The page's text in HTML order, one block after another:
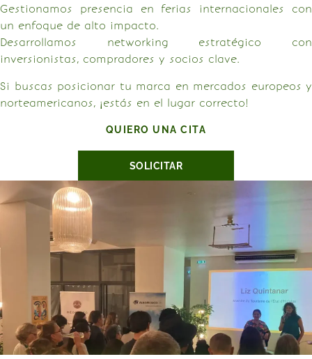
Gestionamos presencia en ferias internacionales con
un enfoque de alto impacto.
Desarrollamos networking estratégico con
inversionistas, compradores y socios clave.
Si buscas posicionar tu marca en mercados europeos y
norteamericanos, ¡estás en el lugar correcto!
QUIERO UNA CITA
SOLICITAR